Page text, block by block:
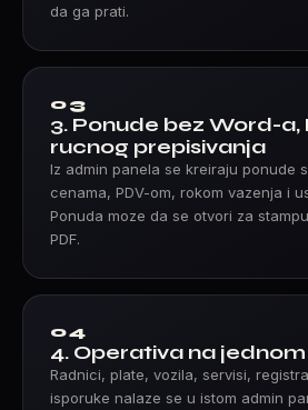
da ga prati.
03
3. Ponude bez Word-a,
rucnog prepisivanja
Iz admin panela se kreiraju ponude
cenama, PDV-om, rokom vazenja i
Ponuda moze da se otvori za
PDF.
04
4. Operativa na
Radnici, plate, vozila, servisi,
isporuke nalaze se u istom admin